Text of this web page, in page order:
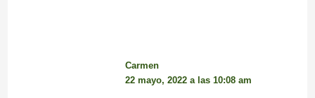
Carmen
22 mayo, 2022 a las 10:08 am